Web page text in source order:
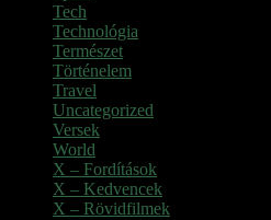
Tech
Technológia
Természet
Történelem
Travel
Uncategorized
Versek
World
X – Fordítások
X – Kedvencek
X – Rövidfilmek